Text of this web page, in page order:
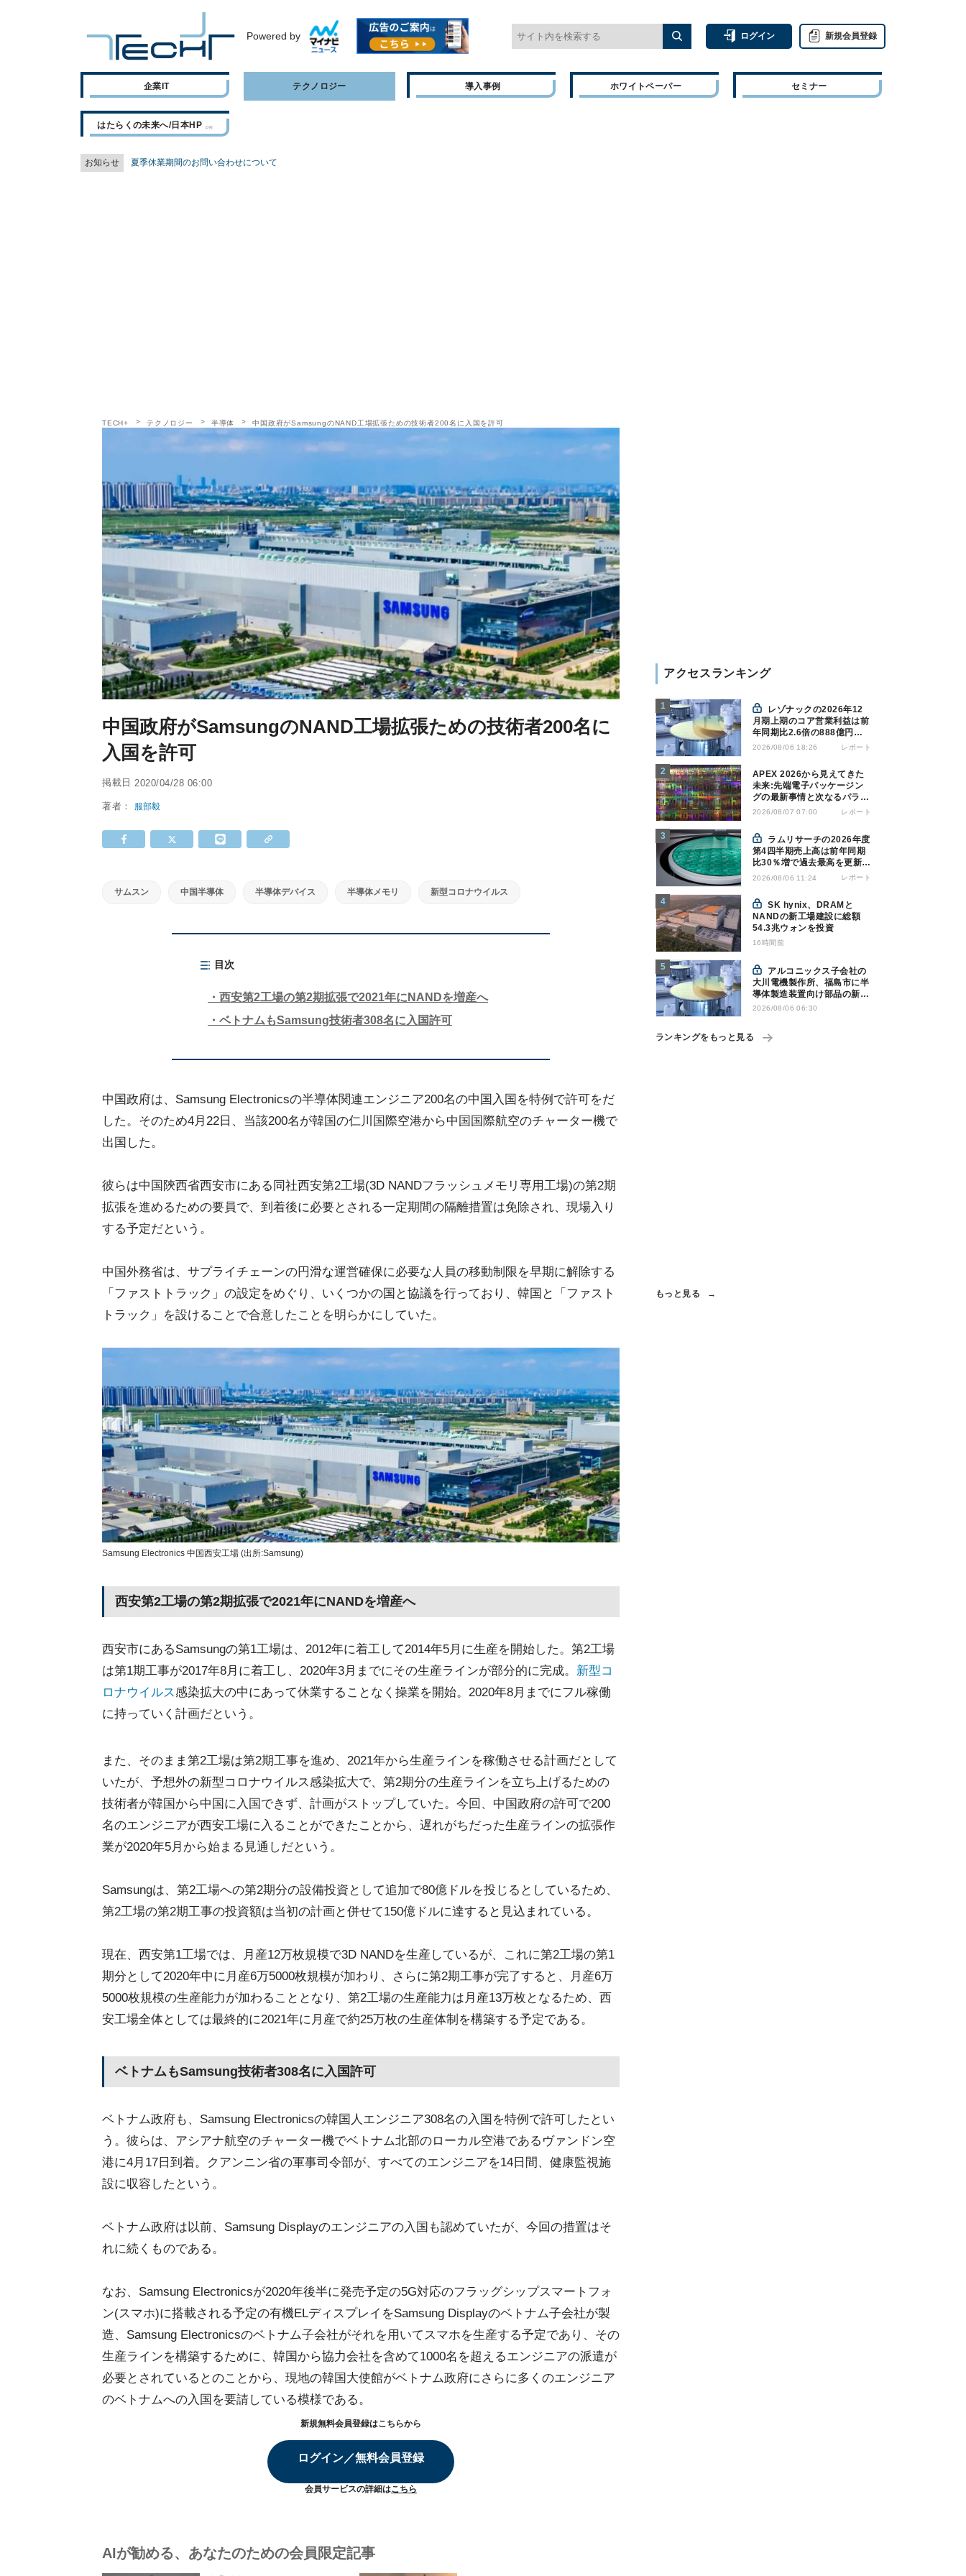
Powered by ログイン 新規会員登録
企業IT テクノロジー 導入事例 ホワイトペーパー セミナー
はたらくの未来へ/日本HP
お知らせ 夏季休業期間のお問い合わせについて
TECH+ テクノロジー 半導体 中国政府がSamsungのNAND工場拡張ための技術者200名に入国を許可
中国政府がSamsungのNAND工場拡張ための技術者200名に
入国を許可
掲載日 2020/04/28 06:00
著者： 服部毅
サムスン 中国半導体 半導体デバイス 半導体メモリ 新型コロナウイルス
目次
西安第2工場の第2期拡張で2021年にNANDを増産へ
ベトナムもSamsung技術者308名に入国許可
中国政府は、Samsung Electronicsの半導体関連エンジニア200名の中国入国を特例で許可をだ
した。そのため4月22日、当該200名が韓国の仁川国際空港から中国国際航空のチャーター機で
出国した。
彼らは中国陝西省西安市にある同社西安第2工場(3D NANDフラッシュメモリ専用工場)の第2期
拡張を進めるための要員で、到着後に必要とされる一定期間の隔離措置は免除され、現場入り
する予定だという。
中国外務省は、サプライチェーンの円滑な運営確保に必要な人員の移動制限を早期に解除する
「ファストトラック」の設定をめぐり、いくつかの国と協議を行っており、韓国と「ファスト
トラック」を設けることで合意したことを明らかにしていた。
Samsung Electronics 中国西安工場 (出所:Samsung)
西安第2工場の第2期拡張で2021年にNANDを増産へ
西安市にあるSamsungの第1工場は、2012年に着工して2014年5月に生産を開始した。第2工場
は第1期工事が2017年8月に着工し、2020年3月までにその生産ラインが部分的に完成。 新型コ
ロナウイルス感染拡大の中にあって休業することなく操業を開始。2020年8月までにフル稼働
に持っていく計画だという。
また、そのまま第2工場は第2期工事を進め、2021年から生産ラインを稼働させる計画だとして
いたが、予想外の新型コロナウイルス感染拡大で、第2期分の生産ラインを立ち上げるための
技術者が韓国から中国に入国できず、計画がストップしていた。今回、中国政府の許可で200
名のエンジニアが西安工場に入ることができたことから、遅れがちだった生産ラインの拡張作
業が2020年5月から始まる見通しだという。
Samsungは、第2工場への第2期分の設備投資として追加で80億ドルを投じるとしているため、
第2工場の第2期工事の投資額は当初の計画と併せて150億ドルに達すると見込まれている。
現在、西安第1工場では、月産12万枚規模で3D NANDを生産しているが、これに第2工場の第1
期分として2020年中に月産6万5000枚規模が加わり、さらに第2期工事が完了すると、月産6万
5000枚規模の生産能力が加わることとなり、第2工場の生産能力は月産13万枚となるため、西
安工場全体としては最終的に2021年に月産で約25万枚の生産体制を構築する予定である。
ベトナムもSamsung技術者308名に入国許可
ベトナム政府も、Samsung Electronicsの韓国人エンジニア308名の入国を特例で許可したとい
う。彼らは、アシアナ航空のチャーター機でベトナム北部のローカル空港であるヴァンドン空
港に4月17日到着。クアンニン省の軍事司令部が、すべてのエンジニアを14日間、健康監視施
設に収容したという。
ベトナム政府は以前、Samsung Displayのエンジニアの入国も認めていたが、今回の措置はそ
れに続くものである。
なお、Samsung Electronicsが2020年後半に発売予定の5G対応のフラッグシップスマートフォ
ン(スマホ)に搭載される予定の有機ELディスプレイをSamsung Displayのベトナム子会社が製
造、Samsung Electronicsのベトナム子会社がそれを用いてスマホを生産する予定であり、その
生産ラインを構築するために、韓国から協力会社を含めて1000名を超えるエンジニアの派遣が
必要とされているとのことから、現地の韓国大使館がベトナム政府にさらに多くのエンジニア
のベトナムへの入国を要請している模様である。
新規無料会員登録はこちらから
ログイン／無料会員登録
会員サービスの詳細はこちら
AIが勧める、あなたのための会員限定記事
アクセスランキング
月期上期のコア営業利益は前
年同期比2.6倍の888億円、
AI向け半導体材料が好調
2026/08/06 18:26 レポート
APEX 2026から見えてきた
未来:先端電子パッケージン
グの最新事情と次なるパラダ
イムシフト
2026/08/07 07:00 レポート
第4四半期売上高は前年同期
比30％増で過去最高を更新、
NAND関連が好調
2026/08/06 11:24 レポート
SK hynix、DRAMと
NANDの新工場建設に総額
54.3兆ウォンを投資
16時間前
大川電機製作所、福島市に半
導体製造装置向け部品の新工
場建設を決定
2026/08/06 06:30
ランキングをもっと見る
もっと見る